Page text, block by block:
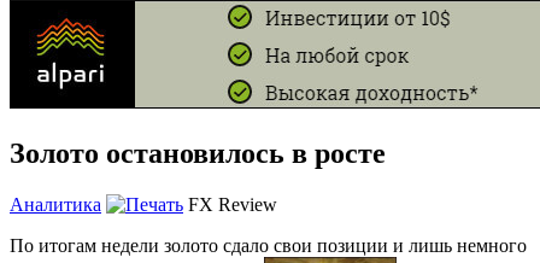
Золото остановилось в росте
Аналитика
FX Review
По итогам недели золото сдало свои позиции и лишь немного